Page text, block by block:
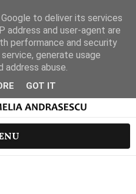
to deliver its services
address and user-agent are
performance and security
generate usage
abuse.
GOT IT